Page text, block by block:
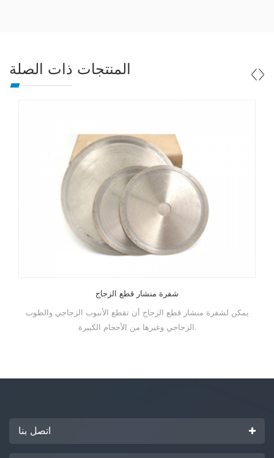
المنتجات ذات الصلة
شفرة منشار قطع الزجاج
يمكن لشفرة منشار قطع الزجاج أن تقطع الأنبوب الزجاجي والطوب
الزجاجي وغيرها من الأحجام الكبيرة.
اتصل بنا